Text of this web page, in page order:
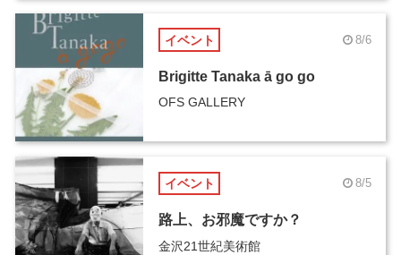
イベント 8/6
Brigitte Tanaka ā go go
OFS GALLERY
イベント 8/5
路上、お邪魔ですか？
金沢21世紀美術館